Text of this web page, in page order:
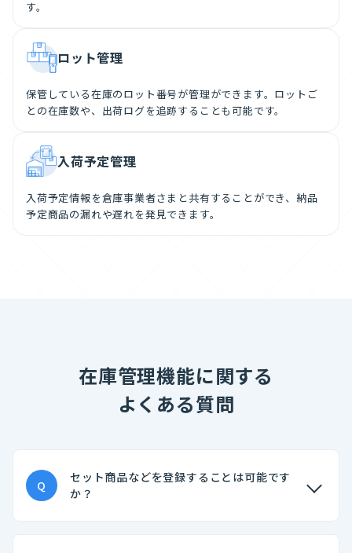
す。
ロット管理
保管している在庫のロット番号が管理ができます。ロットご
との在庫数や、出荷ログを追跡することも可能です。
入荷予定管理
入荷予定情報を倉庫事業者さまと共有することができ、納品
予定商品の漏れや遅れを発見できます。
在庫管理機能に関する
よくある質問
Q
セット商品などを登録することは可能です
か？